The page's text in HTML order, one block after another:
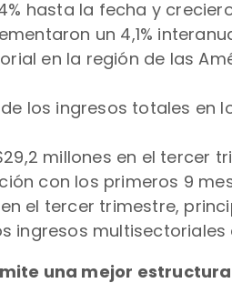
la fecha y crecieron
un 4,1%
en la región de las
los ingresos totales en
millones en el tercer
con los primeros 9
el tercer trimestre,
ingresos
una mejor